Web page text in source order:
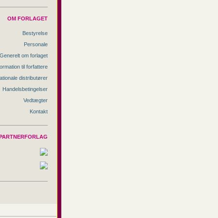
OM FORLAGET
Bestyrelse
Personale
Generelt om forlaget
til forfattere
distributører
Handelsbetingelser
Vedtægter
Kontakt